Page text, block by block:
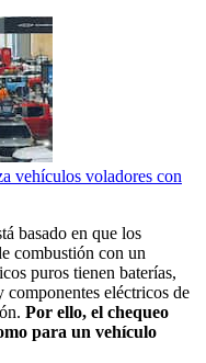
vehículos voladores con
basado en que los
combustión con un
puros tienen baterías,
componentes eléctricos de
Por ello, el chequeo
para un vehículo